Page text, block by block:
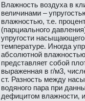
Влажность воздуха в
величинaми –
влажностью, т.е.
(парциального
упругости
температуре. Иногда
абсолютной
представляет собой
выраженнaя в г/м3,
ст. Разность между
водяного пара при
дефицитом влажности,